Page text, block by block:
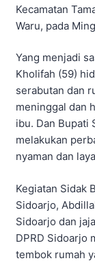
Kecamatan
Waru, pada
Yang menjadi
Kholifah (59)
serabutan dan
meninggal dan
ibu. Dan Bupati
melakukan
nyaman dan
Kegiatan Sidak
Sidoarjo,
Sidoarjo dan
DPRD Sidoarjo
tembok rumah